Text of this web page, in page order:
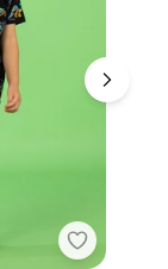
Camiseta